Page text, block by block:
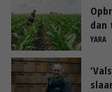
dan
YARA